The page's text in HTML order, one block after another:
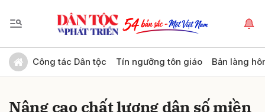
Công tác Dân tộc Tín ngưỡng tôn giáo Bản làng
Nâng cao chất lượng dân số miền
Gửi bình luận